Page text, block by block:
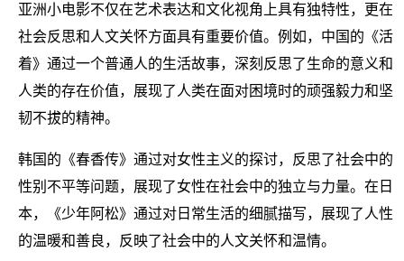
亚洲小电影不仅在艺术表达和文化视角上具有独特性，更在
社会反思和人文关怀方面具有重要价值。例如，中国的《活
着》通过一个普通人的生活故事，深刻反思了生命的意义和
人类的存在价值，展现了人类在面对困境时的顽强毅力和坚
韧不拔的精神。
韩国的《春香传》通过对女性主义的探讨，反思了社会中的
性别不平等问题，展现了女性在社会中的独立与力量。在日
本，《少年阿松》通过对日常生活的细腻描写，展现了人性
的温暖和善良，反映了社会中的人文关怀和温情。